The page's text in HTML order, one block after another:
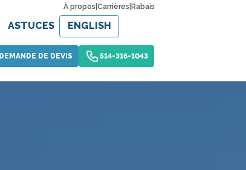
À propos Carrières Rabais
ASTUCES ENGLISH
DEMANDE DE DEVIS 514-316-1043